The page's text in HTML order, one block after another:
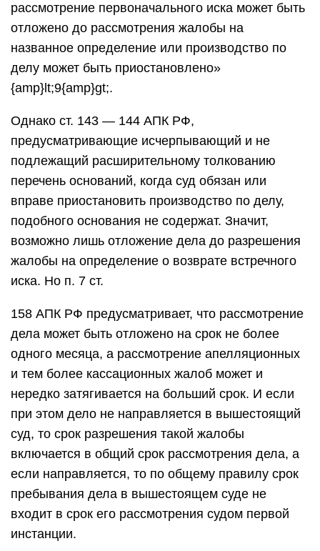
рассмотрение первоначального иска может быть
отложено до рассмотрения жалобы на
названное определение или производство по
делу может быть приостановлено»
{amp}lt;9{amp}gt;.
Однако ст. 143 — 144 АПК РФ,
предусматривающие исчерпывающий и не
подлежащий расширительному толкованию
перечень оснований, когда суд обязан или
вправе приостановить производство по делу,
подобного основания не содержат. Значит,
возможно лишь отложение дела до разрешения
жалобы на определение о возврате встречного
иска. Но п. 7 ст.
158 АПК РФ предусматривает, что рассмотрение
дела может быть отложено на срок не более
одного месяца, а рассмотрение апелляционных
и тем более кассационных жалоб может и
нередко затягивается на больший срок. И если
при этом дело не направляется в вышестоящий
суд, то срок разрешения такой жалобы
включается в общий срок рассмотрения дела, а
если направляется, то по общему правилу срок
пребывания дела в вышестоящем суде не
входит в срок его рассмотрения судом первой
инстанции.